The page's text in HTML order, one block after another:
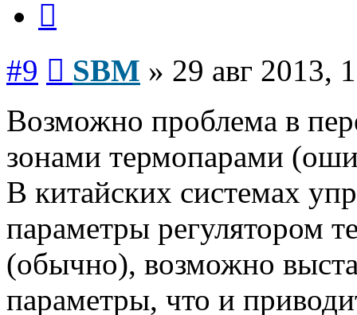
#9 SBM » 29 авг 2013,
Возможно проблема в
зонами термопарами
В китайских системах
параметры регулятором
(обычно), возможно
параметры, что и